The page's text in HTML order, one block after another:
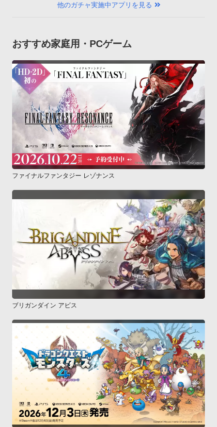
他のガチャ実施中アプリを見る
おすすめ家庭用・PCゲーム
ファイナルファンタジー レゾナンス
ブリガンダイン アビス